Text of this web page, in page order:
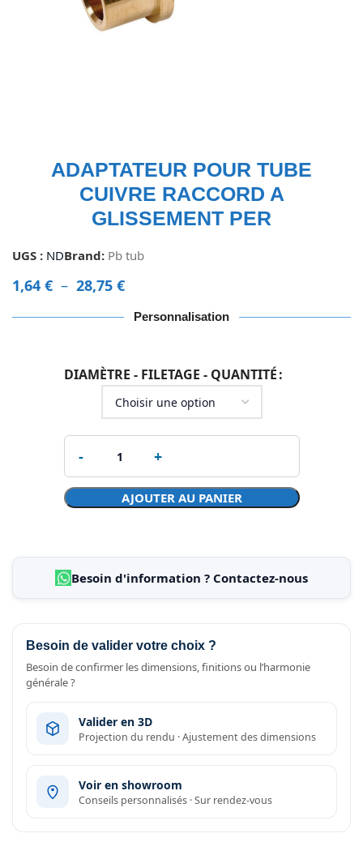
ADAPTATEUR POUR TUBE
CUIVRE RACCORD A
GLISSEMENT PER
UGS : NDBrand: Pb tub
1,64 € – 28,75 €
Personnalisation
DIAMÈTRE - FILETAGE - QUANTITÉ
AJOUTER AU PANIER
Besoin d'information ? Contactez-nous
Besoin de valider votre choix ?
Besoin de confirmer les dimensions, finitions ou l’harmonie
générale ?
Valider en 3D
Projection du rendu · Ajustement des dimensions
Voir en showroom
Conseils personnalisés · Sur rendez-vous